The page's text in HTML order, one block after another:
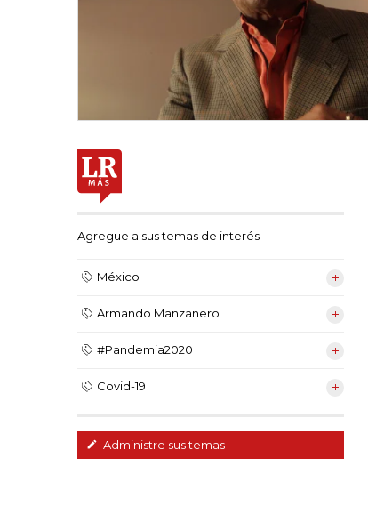
Agregue a sus temas de interés
México
Armando Manzanero
#Pandemia2020
Covid-19
Administre sus temas